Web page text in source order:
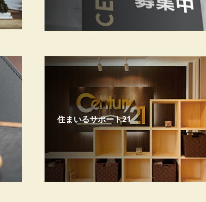
住まいるサポート21